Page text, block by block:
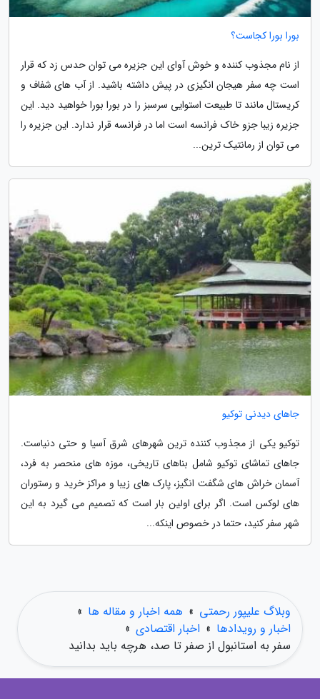
بورا بورا کجاست؟
از نام مجذوب کننده و خوش آوای این جزیره می توان حدس زد که قرار
است چه سفر هیجان انگیزی در پیش داشته باشید. از آب های شفاف و
کریستال مانند تا طبیعت استوایی سرسبز را در بورا بورا خواهید دید. این
جزیره زیبا جزو خاک فرانسه است اما در فرانسه قرار ندارد. این جزیره را
می توان از رمانتیک ترین...
جاهای دیدنی توکیو
توکیو یکی از مجذوب کننده ترین شهرهای شرق آسیا و حتی دنیاست.
جاهای تماشای توکیو شامل بناهای تاریخی، موزه های منحصر به فرد،
آسمان خراش های شگفت انگیز، پارک های زیبا و مراکز خرید و رستوران
های لوکس است. اگر برای اولین بار است که تصمیم می گیرد به این
شهر سفر کنید، حتما در خصوص اینکه...
وبلاگ علیپور رحمتی » همه اخبار و مقاله ها »
اخبار و رویدادها » اخبار اقتصادی »
سفر به استانبول از صفر تا صد، هرچه باید بدانید